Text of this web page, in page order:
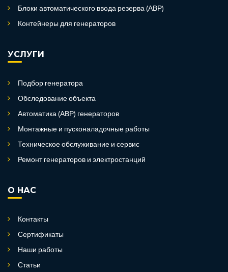
Блоки автоматического ввода резерва (АВР)
Контейнеры для генераторов
УСЛУГИ
Подбор генератора
Обследование объекта
Автоматика (АВР) генераторов
Монтажные и пусконаладочные работы
Техническое обслуживание и сервис
Ремонт генераторов и электростанций
О НАС
Контакты
Сертификаты
Наши работы
Статьи